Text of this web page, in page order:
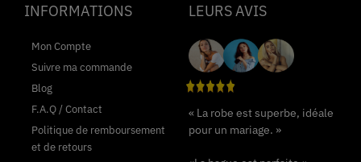
INFORMATIONS
Mon Compte
Suivre ma commande
Blog
F.A.Q / Contact
Politique de remboursement
et de retours
LEURS AVIS
« La robe est superbe, idéale
pour un mariage. »